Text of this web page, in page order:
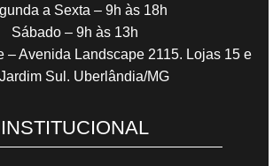
a Sexta – 9h às 18h
Sábado – 9h às 13h
– Avenida Landscape 2115. Lojas 15 e
Sul. Uberlândia/MG
INSTITUCIONAL